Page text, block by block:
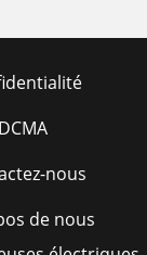
DCMA
nous
de nous